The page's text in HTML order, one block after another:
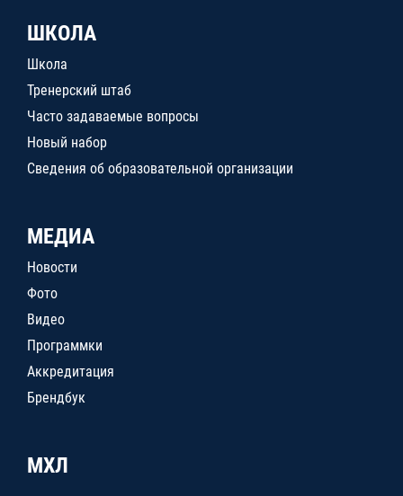
ШКОЛА
Школа
Тренерский штаб
Часто задаваемые вопросы
Новый набор
Сведения об образовательной организации
МЕДИА
Новости
Фото
Видео
Программки
Аккредитация
Брендбук
МХЛ